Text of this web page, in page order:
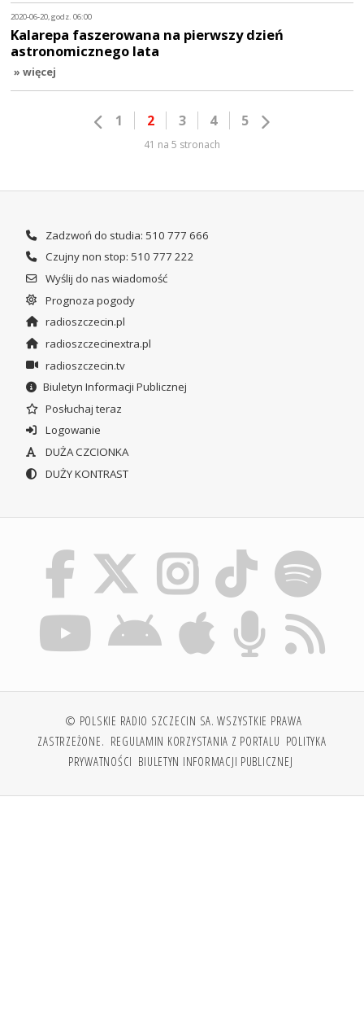
2020-06-20, godz. 06:00
Kalarepa faszerowana na pierwszy dzień
astronomicznego lata
» więcej
1 2 3 4 5
41 na 5 stronach
Zadzwoń do studia: 510 777 666
Czujny non stop: 510 777 222
Wyślij do nas wiadomość
Prognoza pogody
radioszczecin.pl
radioszczecinextra.pl
radioszczecin.tv
Biuletyn Informacji Publicznej
Posłuchaj teraz
Logowanie
DUŻA CZCIONKA
DUŻY KONTRAST
© POLSKIE RADIO SZCZECIN SA. WSZYSTKIE PRAWA
ZASTRZEŻONE. REGULAMIN KORZYSTANIA Z PORTALU POLITYKA
PRYWATNOŚCI BIULETYN INFORMACJI PUBLICZNEJ